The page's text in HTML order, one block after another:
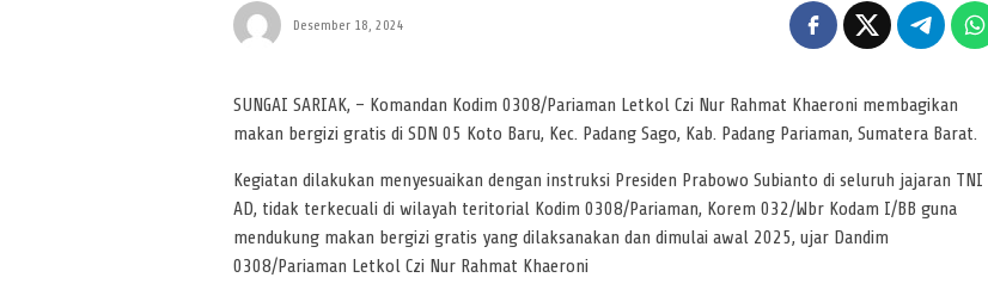
Desember 18, 2024
SUNGAI SARIAK, – Komandan Kodim 0308/Pariaman Letkol Czi Nur Rahmat Khaeroni membagikan
makan bergizi gratis di SDN 05 Koto Baru, Kec. Padang Sago, Kab. Padang Pariaman, Sumatera Barat.
Kegiatan dilakukan menyesuaikan dengan instruksi Presiden Prabowo Subianto di seluruh jajaran TNI
AD, tidak terkecuali di wilayah teritorial Kodim 0308/Pariaman, Korem 032/Wbr Kodam I/BB guna
mendukung makan bergizi gratis yang dilaksanakan dan dimulai awal 2025, ujar Dandim
0308/Pariaman Letkol Czi Nur Rahmat Khaeroni